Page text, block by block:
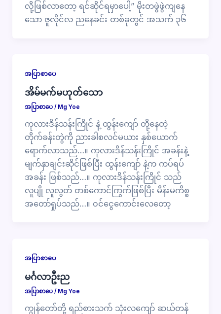
လို့ဖြစ်လာတော့ ရင်ဆိုင်ရမှာပေါ့” မိုးတဖွဲဖွဲကျနေ
သော ဇူလိုင်လ ညနေခင်း တစ်ခုတွင် အသက် ၃၆
အပြာစာပေ
အိမ်မက်မဟုတ်သော
အပြာစာပေ/ Mg Yoe
ကုလားဒိန်သန်းကြိုင် နဲ့ ထွန်းကျော် တို့နေတဲ့
တိုက်ခန်းတွဲကို ညားခါစလင်မယား နှစ်ယောက်
ရောက်လာသည်…။ ကုလားဒိန်သန်းကြိုင် အခန်းနဲ့
မျက်နှာချင်းဆိုင်ဖြစ်ပြီး ထွန်းကျော် နဲ့က ကပ်ရပ်
အခန်း ဖြစ်သည်…။ ကုလားဒိန်သန်းကြိုင် သည်
လူပျို လူလွတ် တစ်ကောင်ကြွက်ဖြစ်ပြီး မိန်းမကိစ္စ
အတော်ရှုပ်သည်…။ ၀င်ငွေကောင်းလေတော့
အပြာစာပေ
မင်္ဂလာဦးည
အပြာစာပေ/ Mg Yoe
ကျွန်တော်တို့ ရည်စားသက် သုံးလကျော် ဆယ်တန်